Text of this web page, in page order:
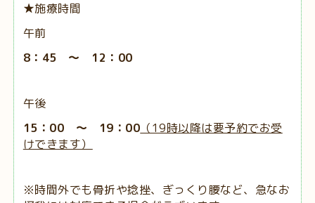
★施療時間
午前
8：45 ～ 12：00
午後
15：00 ～ 19：00 （19時以降は要予約でお受
けできます）
※時間外でも骨折や捻挫、ぎっくり腰など、急なお